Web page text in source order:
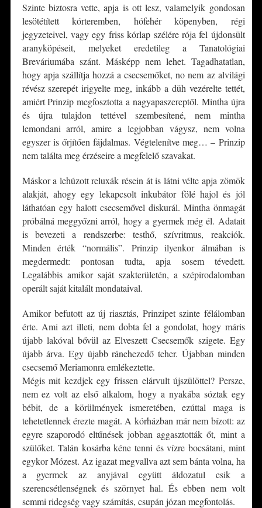
Szinte biztosra vette, apja is ott lesz, valamelyik gondosan
lesötétített kórteremben, hófehér köpenyben, régi
jegyzeteivel, vagy egy friss kórlap szélére rója fel újdonsült
aranyköpéseit, melyeket eredetileg a Tanatológiai
Breváriumába szánt. Másképp nem lehet. Tagadhatatlan,
hogy apja szállítja hozzá a csecsemőket, no nem az alvilági
révész szerepét irigyelte meg, inkább a düh vezérelte tettét,
amiért Prinzip megfosztotta a nagyapaszereptől. Mintha újra
és újra tulajdon tettével szembesítené, nem mintha
lemondani arról, amire a legjobban vágysz, nem volna
egyszer is őrjítően fájdalmas. Végtelenítve meg… – Prinzip
nem találta meg érzéseire a megfelelő szavakat.
Máskor a lehúzott reluxák résein át is látni vélte apja zömök
alakját, ahogy egy lekapcsolt inkubátor fölé hajol és jól
láthatóan egy halott csecsemővel diskurál. Mintha önmagát
próbálná meggyőzni arról, hogy a gyermek még él. Adatait
is bevezeti a rendszerbe: testhő, szívritmus, reakciók.
Minden érték “normális”. Prinzip ilyenkor álmában is
megdermedt: pontosan tudta, apja sosem tévedett.
Legalábbis amikor saját szakterületén, a szépirodalomban
operált saját kitalált mondataival.
Amikor befutott az új riasztás, Prinzipet szinte félálomban
érte. Ami azt illeti, nem dobta fel a gondolat, hogy máris
újabb lakóval bővül az Elveszett Csecsemők szigete. Egy
újabb árva. Egy újabb ránehezedő teher. Újabban minden
csecsemő Meriamonra emlékeztette.
Mégis mit kezdjek egy frissen elárvult újszülöttel? Persze,
nem ez volt az első alkalom, hogy a nyakába sóztak egy
bébit, de a körülmények ismeretében, ezúttal maga is
tehetetlennek érezte magát. A kórházban már nem bízott: az
egyre szaporodó eltűnések jobban aggasztották őt, mint a
szülőket. Talán kosárba kéne tenni és vízre bocsátani, mint
egykor Mózest. Az igazat megvallva azt sem bánta volna, ha
a gyermek az anyjával együtt áldozatul esik a
szerencsétlenségnek és szörnyet hal. És ebben nem volt
semmi ridegség vagy számítás, csupán józan megfontolás.